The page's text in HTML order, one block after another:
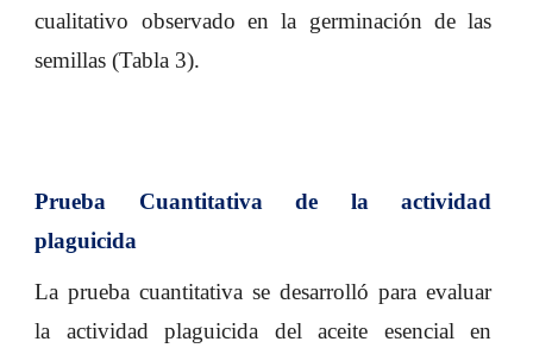
cualitativo observado en la germinación de las
semillas (Tabla 3).
Prueba Cuantitativa de la actividad
plaguicida
La prueba cuantitativa se desarrolló para evaluar
la actividad plaguicida del aceite esencial en